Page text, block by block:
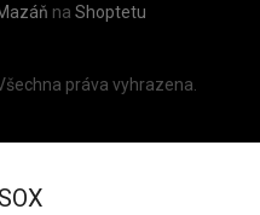
na Shoptetu
Všechna práva vyhrazena.